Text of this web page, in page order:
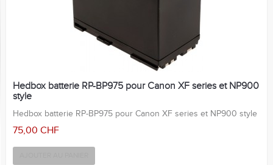
Hedbox batterie RP-BP975 pour Canon XF series et NP900
style
Hedbox batterie RP-BP975 pour Canon XF series et NP900 style
75,00 CHF